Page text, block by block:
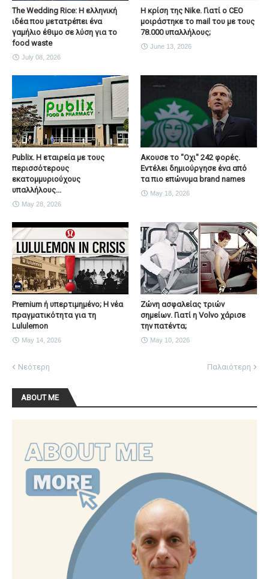
The Wedding Rice: Η ελληνική
ιδέα που μετατρέπει ένα
γαμήλιο έθιμο σε λύση για το
food waste
July 08, 2026
Η κρίση της Nike. Γιατί ο CEO
μοιράστηκε το mail του με τους
78.000 υπαλλήλους;
June 13, 2026
Publix. Η εταιρεία με τους
περισσότερους
εκατομμυριούχους
υπαλλήλους...
May 28, 2026
Ακουσε το "Οχι" 242 φορές.
Εντέλει δημιούργησε ένα από
τα πιο επώνυμα brand names
May 18, 2026
Premium ή υπερτιμημένο; Η νέα
πραγματικότητα για τη
Lululemon
May 14, 2026
Ζώνη ασφαλείας τριών
σημείων. Γιατί η Volvo χάρισε
την πατέντα;
May 10, 2026
Νεότερη Παλαιότερη
ABOUT ME